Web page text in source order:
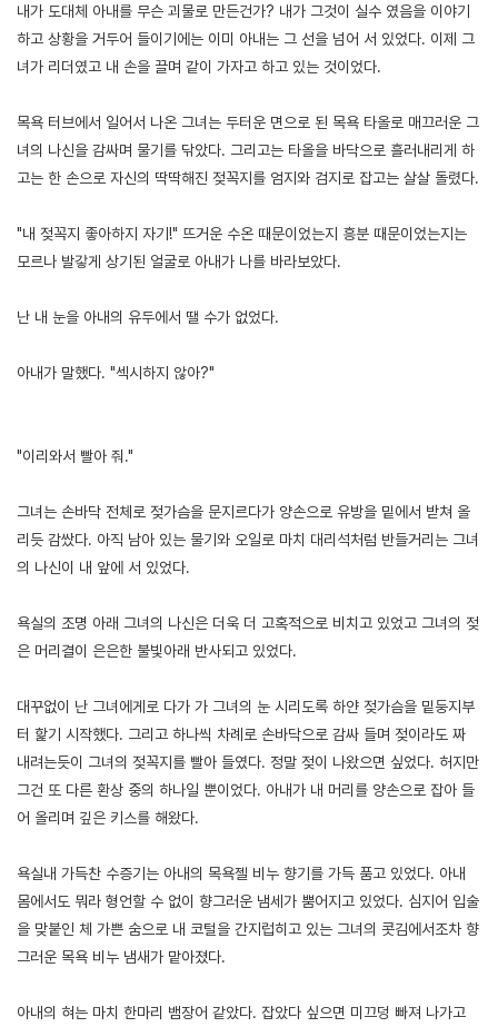
내가 도대체 아내를 무슨 괴물로 만든건가? 내가 그것이 실수 였음을 이야기
하고 상황을 거두어 들이기에는 이미 아내는 그 선을 넘어 서 있었다. 이제 그
녀가 리더였고 내 손을 끌며 같이 가자고 하고 있는 것이었다.
목욕 터브에서 일어서 나온 그녀는 두터운 면으로 된 목욕 타올로 매끄러운 그
녀의 나신을 감싸며 물기를 닦았다. 그리고는 타올을 바닥으로 흘러내리게 하
고는 한 손으로 자신의 딱딱해진 젖꼭지를 엄지와 검지로 잡고는 살살 돌렸다.
"내 젖꼭지 좋아하지 자기!" 뜨거운 수온 때문이었는지 흥분 때문이었는지는
모르나 발갛게 상기된 얼굴로 아내가 나를 바라보았다.
난 내 눈을 아내의 유두에서 땔 수가 없었다.
아내가 말했다. "섹시하지 않아?"
"이리와서 빨아 줘."
그녀는 손바닥 전체로 젖가슴을 문지르다가 양손으로 유방을 밑에서 받쳐 올
리듯 감쌌다. 아직 남아 있는 물기와 오일로 마치 대리석처럼 반들거리는 그녀
의 나신이 내 앞에 서 있었다.
욕실의 조명 아래 그녀의 나신은 더욱 더 고혹적으로 비치고 있었고 그녀의 젖
은 머리결이 은은한 불빛아래 반사되고 있었다.
대꾸없이 난 그녀에게로 다가 가 그녀의 눈 시리도록 하얀 젖가슴을 밑둥지부
터 핥기 시작했다. 그리고 하나씩 차례로 손바닥으로 감싸 들며 젖이라도 짜
내려는듯이 그녀의 젖꼭지를 빨아 들였다. 정말 젖이 나왔으면 싶었다. 허지만
그건 또 다른 환상 중의 하나일 뿐이었다. 아내가 내 머리를 양손으로 잡아 들
어 올리며 깊은 키스를 해왔다.
욕실내 가득찬 수증기는 아내의 목욕젤 비누 향기를 가득 품고 있었다. 아내
몸에서도 뭐라 형언할 수 없이 향그러운 냄세가 뿜어지고 있었다. 심지어 입술
을 맞붙인 체 가쁜 숨으로 내 코털을 간지럽히고 있는 그녀의 콧김에서조차 향
그러운 목욕 비누 냄새가 맡아졌다.
아내의 혀는 마치 한마리 뱀장어 같았다. 잡았다 싶으면 미끄덩 빠져 나가고